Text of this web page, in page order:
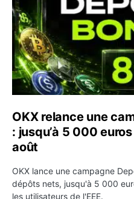
OKX relance une
: jusqu’à 5 000
août
OKX lance une campagne
dépôts nets, jusqu'à 5 000
les utilisateurs de l'EEE.